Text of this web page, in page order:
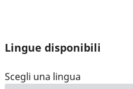
Lingue disponibili
Scegli una lingua